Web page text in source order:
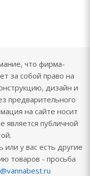
что фирма-
за собой право на
дизайн и
предварительного
на сайте носит
является публичной
у вас есть другие
товаров - просьба